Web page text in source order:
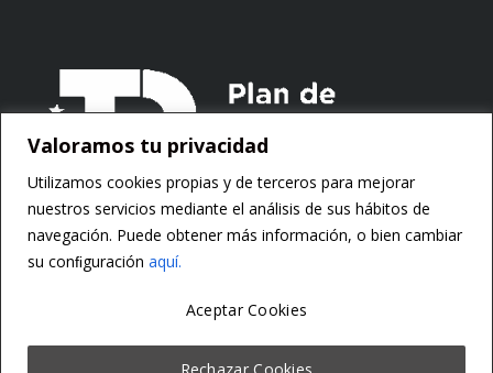
Valoramos tu privacidad
Utilizamos cookies propias y de terceros para mejorar
nuestros servicios mediante el análisis de sus hábitos de
navegación. Puede obtener más información, o bien cambiar
su conﬁguración aquí.
Rechazar Cookies
Aceptar Cookies